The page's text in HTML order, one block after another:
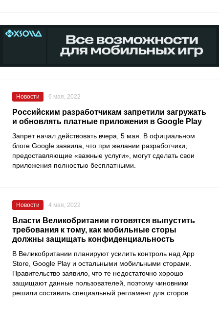
Новости 6 мая, 2022
Российским разработчикам запретили загружать
и обновлять платные приложения в Google Play
Запрет начал действовать вчера, 5 мая. В официальном
блоге Google заявила, что при желании разработчики,
предоставляющие «важные услуги», могут сделать свои
приложения полностью бесплатными.
Новости 4 мая, 2022
Власти Великобритании готовятся выпустить
требования к тому, как мобильные сторы
должны защищать конфиденциальность
В Великобритании планируют усилить контроль над App
Store, Google Play и остальными мобильными сторами.
Правительство заявило, что те недостаточно хорошо
защищают данные пользователей, поэтому чиновники
решили составить специальный регламент для сторов.